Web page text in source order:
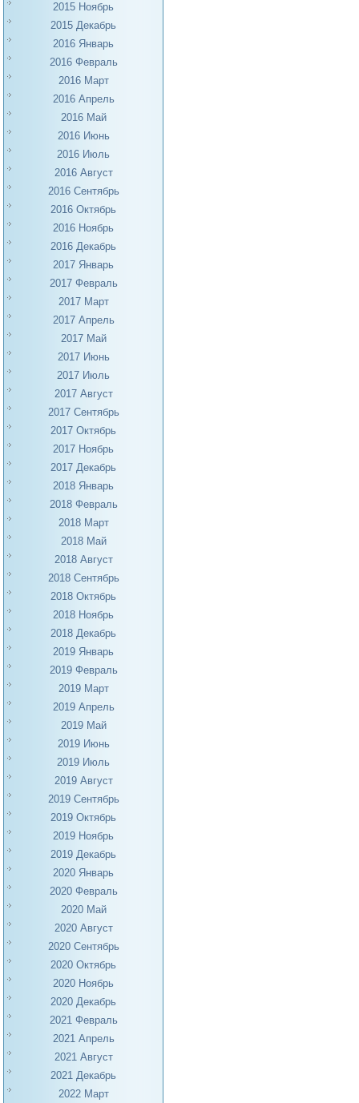
2015 Ноябрь
2015 Декабрь
2016 Январь
2016 Февраль
2016 Март
2016 Апрель
2016 Май
2016 Июнь
2016 Июль
2016 Август
2016 Сентябрь
2016 Октябрь
2016 Ноябрь
2016 Декабрь
2017 Январь
2017 Февраль
2017 Март
2017 Апрель
2017 Май
2017 Июнь
2017 Июль
2017 Август
2017 Сентябрь
2017 Октябрь
2017 Ноябрь
2017 Декабрь
2018 Январь
2018 Февраль
2018 Март
2018 Май
2018 Август
2018 Сентябрь
2018 Октябрь
2018 Ноябрь
2018 Декабрь
2019 Январь
2019 Февраль
2019 Март
2019 Апрель
2019 Май
2019 Июнь
2019 Июль
2019 Август
2019 Сентябрь
2019 Октябрь
2019 Ноябрь
2019 Декабрь
2020 Январь
2020 Февраль
2020 Май
2020 Август
2020 Сентябрь
2020 Октябрь
2020 Ноябрь
2020 Декабрь
2021 Февраль
2021 Апрель
2021 Август
2021 Декабрь
2022 Март